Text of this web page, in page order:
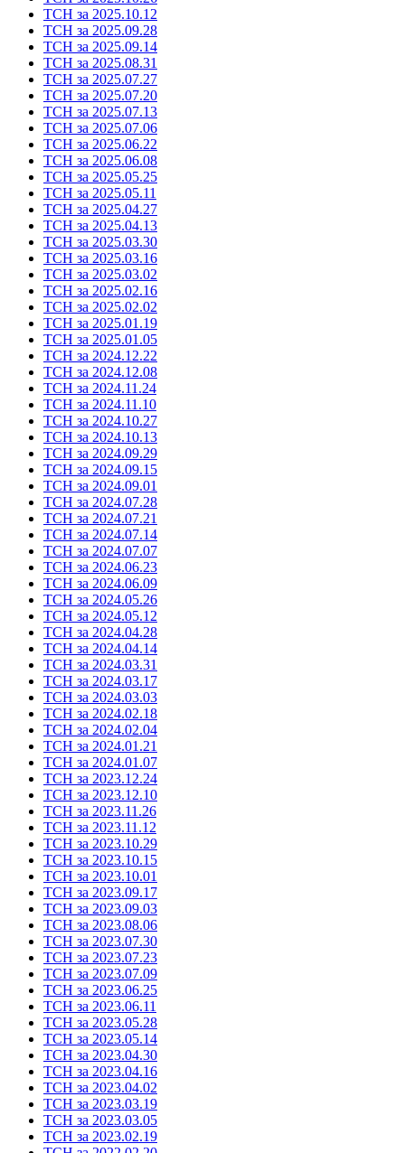
ТСН за 2025.10.12
ТСН за 2025.09.28
ТСН за 2025.09.14
ТСН за 2025.08.31
ТСН за 2025.07.27
ТСН за 2025.07.20
ТСН за 2025.07.13
ТСН за 2025.07.06
ТСН за 2025.06.22
ТСН за 2025.06.08
ТСН за 2025.05.25
ТСН за 2025.05.11
ТСН за 2025.04.27
ТСН за 2025.04.13
ТСН за 2025.03.30
ТСН за 2025.03.16
ТСН за 2025.03.02
ТСН за 2025.02.16
ТСН за 2025.02.02
ТСН за 2025.01.19
ТСН за 2025.01.05
ТСН за 2024.12.22
ТСН за 2024.12.08
ТСН за 2024.11.24
ТСН за 2024.11.10
ТСН за 2024.10.27
ТСН за 2024.10.13
ТСН за 2024.09.29
ТСН за 2024.09.15
ТСН за 2024.09.01
ТСН за 2024.07.28
ТСН за 2024.07.21
ТСН за 2024.07.14
ТСН за 2024.07.07
ТСН за 2024.06.23
ТСН за 2024.06.09
ТСН за 2024.05.26
ТСН за 2024.05.12
ТСН за 2024.04.28
ТСН за 2024.04.14
ТСН за 2024.03.31
ТСН за 2024.03.17
ТСН за 2024.03.03
ТСН за 2024.02.18
ТСН за 2024.02.04
ТСН за 2024.01.21
ТСН за 2024.01.07
ТСН за 2023.12.24
ТСН за 2023.12.10
ТСН за 2023.11.26
ТСН за 2023.11.12
ТСН за 2023.10.29
ТСН за 2023.10.15
ТСН за 2023.10.01
ТСН за 2023.09.17
ТСН за 2023.09.03
ТСН за 2023.08.06
ТСН за 2023.07.30
ТСН за 2023.07.23
ТСН за 2023.07.09
ТСН за 2023.06.25
ТСН за 2023.06.11
ТСН за 2023.05.28
ТСН за 2023.05.14
ТСН за 2023.04.30
ТСН за 2023.04.16
ТСН за 2023.04.02
ТСН за 2023.03.19
ТСН за 2023.03.05
ТСН за 2023.02.19